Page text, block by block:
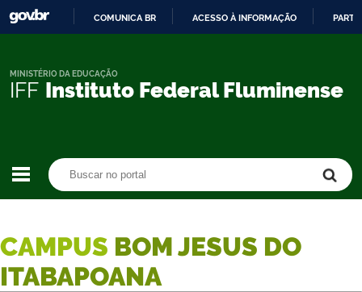
CONTEÚDO
COMUNICA BR ACESSO À INFORMAÇÃO
IFF Instituto Federal Fluminense
MINISTÉRIO DA EDUCAÇÃO
CAMPUS BOM JESUS DO
ITABAPOANA